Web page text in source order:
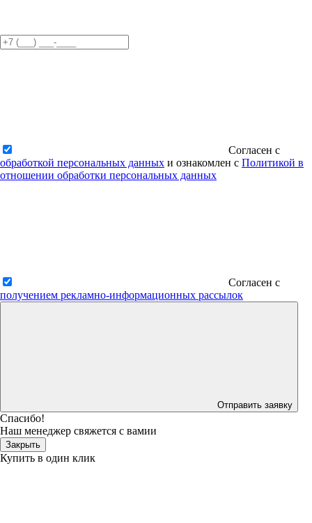
Согласен с
обработкой персональных данных и ознакомлен с Политикой в
отношении обработки персональных данных
Согласен с
получением рекламно-информационных рассылок
Отправить заявку
Спасибо!
Наш менеджер свяжется с вамии
Закрыть
Купить в один клик